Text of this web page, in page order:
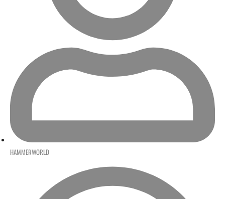
HAMMERWORLD